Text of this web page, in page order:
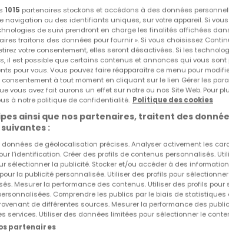
Vous n'avez pas trouvé de biens qui vous
intéresser.
1015 partenaires stockons et accédons à des données
navigation ou des identifiants uniques, sur votre appareil. Si
de suivi prendront en charge les finalités affichées
traitons des données pour fournir ». Si vous choisissez
votre consentement, elles seront désactivées. Si les
il est possible que certains contenus et annonces qui vous
pour vous. Vous pouvez faire réapparaître ce menu pour
consentement à tout moment en cliquant sur le lien Gérer les
vous avez fait aurons un effet sur notre ou nos Site Web. Pour
à notre politique de confidentialité. Politique des cookies
ainsi que nos partenaires, traitent des
:
données de géolocalisation précises. Analyser activement les
l’identification. Créer des profils de contenus personnalisés.
sélectionner la publicité. Stocker et/ou accéder à des
la publicité personnalisée. Utiliser des profils pour
Mesurer la performance des contenus. Utiliser des profils pour
Comprendre les publics par le biais de
de différentes sources. Mesurer la performance des
services. Utiliser des données limitées pour sélectionner le
partenaires